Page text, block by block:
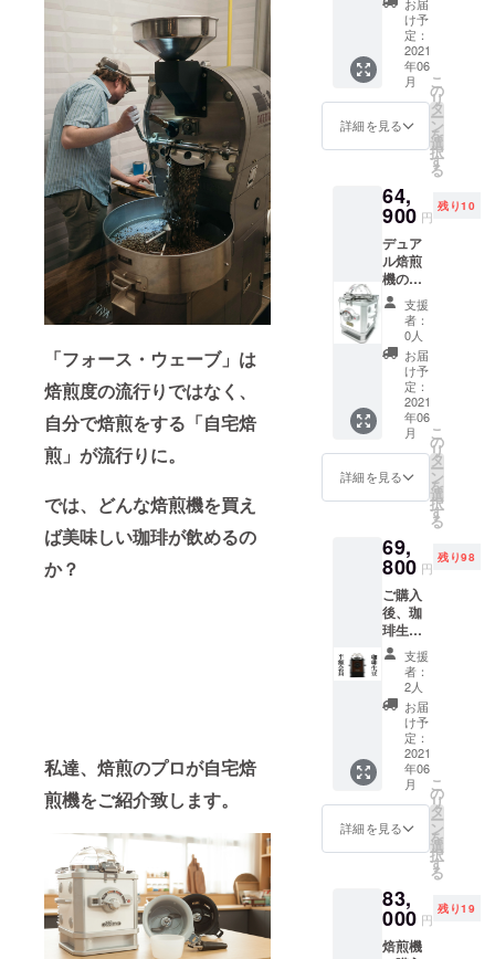
「フォース・ウェーブ」は
焙煎度の流行りではなく、
自分で焙煎をする「自宅焙
煎」が流行りに。
では、どんな焙煎機を買え
ば美味しい珈琲が飲めるの
か？
私達、焙煎のプロが自宅焙
煎機をご紹介致します。
もかえ
珈琲と真剣
に向き合い
続け、これ
を通じて少
し豊かな時
間を提供で
きるように
励んでまい
ります！！
ズロー
スター
【サイ
ズ】幅
240mm
×奥行
330mm
×高さ
305mm
量】
5.6kg
【定格
電圧】
AC100
V
50/60H
z 【消費
電力】
1100W
【電源
コー
ド】
PSE対
応品
AC125
V 15A
1.4m
【温度
ヒュー
ズ制
限】
167°C
【加熱
防止温
度】
150°C
【温度
制御方
式】
サーモ
スタッ
ト方式
【最大
150g
【付属
品】珈
琲用焙
け予
定：
2021
年06
月
詳細を見る
こ
の
リ
タ
ー
ン
を
選
択
す
る
64,
900 円
残り10
デュア
ル焙煎
機のみ
となり
ます。
【生豆
半額な
し】 ※
珈琲豆
とナッ
ツが焙
煎可能
製品情
報・仕
様 【商
品名】
ルロー
ス
ター
珈琲・
ナッツ
焙煎機
【サイ
ズ】
240mm
*330m
m*292
mm
【重
量】
5.6kg
【定格
電圧】
z 【消費
電力】
1100W
【電源
支援
者：
0人
お届
け予
定：
2021
年06
月
詳細を見る
こ
の
リ
タ
ー
ン
を
選
択
す
る
69,
800 円
残り98
ご購入
後、珈
琲生豆
が半額
で購入
できる
ネット
ショッ
プへご
招待致
しま
す。 購
入期限
はござ
いませ
ん。 半
ショッ
プで
は、毎
日いつ
支援
者：
2人
お届
け予
定：
2021
年06
月
詳細を見る
こ
の
リ
タ
ー
ン
を
選
択
す
る
83,
000 円
残り19
焙煎機